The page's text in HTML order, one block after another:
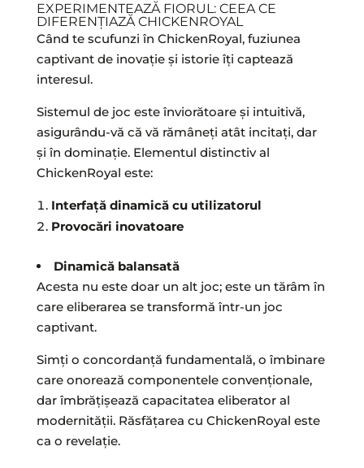
EXPERIMENTEAZĂ FIORUL: CEEA CE
DIFERENȚIAZĂ CHICKENROYAL
Când te scufunzi în ChickenRoyal, fuziunea
captivant de inovație și istorie îți captează
interesul.
Sistemul de joc este înviorătoare și intuitivă,
asigurându-vă că vă rămâneți atât incitați, dar
și în dominație. Elementul distinctiv al
ChickenRoyal este:
Interfață dinamică cu utilizatorul
Provocări inovatoare
Dinamică balansată
Acesta nu este doar un alt joc; este un tărâm în
care eliberarea se transformă într-un joc
captivant.
Simți o concordanță fundamentală, o îmbinare
care onorează componentele convenționale,
dar îmbrățișează capacitatea eliberator al
modernității. Răsfățarea cu ChickenRoyal este
ca o revelație.